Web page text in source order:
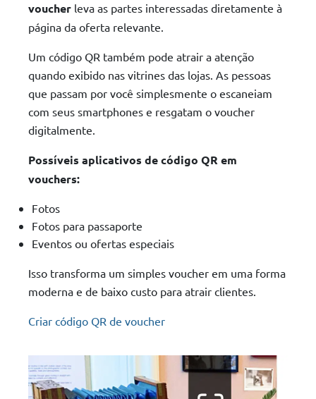
voucher leva as partes interessadas diretamente à
página da oferta relevante.
Um código QR também pode atrair a atenção
quando exibido nas vitrines das lojas. As pessoas
que passam por você simplesmente o escaneiam
com seus smartphones e resgatam o voucher
digitalmente.
Possíveis aplicativos de código QR em
vouchers:
Fotos
Fotos para passaporte
Eventos ou ofertas especiais
Isso transforma um simples voucher em uma forma
moderna e de baixo custo para atrair clientes.
Criar código QR de voucher